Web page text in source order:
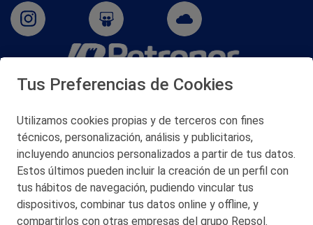
San Martín 5-Edificio Muñatones,
© 2026 Petronor S.A.
CONTACTO
Tus Preferencias de Cookies
Utilizamos cookies propias y de terceros con fines
técnicos, personalización, análisis y publicitarios,
incluyendo anuncios personalizados a partir de tus datos.
Estos últimos pueden incluir la creación de un perfil con
tus hábitos de navegación, pudiendo vincular tus
dispositivos, combinar tus datos online y offline, y
compartirlos con otras empresas del grupo Repsol.